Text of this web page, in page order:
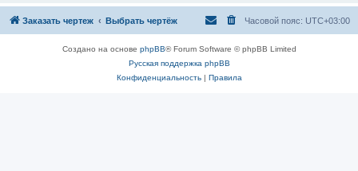
Заказать чертеж Выбрать чертёж Часовой пояс: UTC+03:00
Создано на основе phpBB® Forum Software © phpBB Limited
Русская поддержка phpBB
Конфиденциальность| Правила